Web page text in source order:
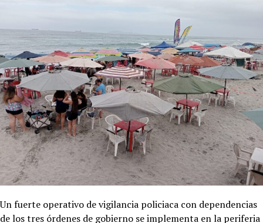
Un fuerte operativo de vigilancia policiaca con dependencias
de los tres órdenes de gobierno se implementa en la periferia